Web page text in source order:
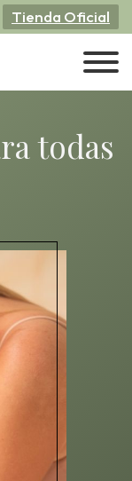
Tienda Oficial
todas